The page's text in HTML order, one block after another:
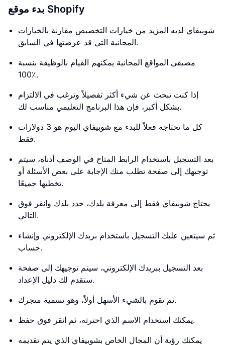
بدء موقع Shopify
شوبيفاي لديه المزيد من خيارات التخصيص مقارنة بالخيارات
المجانية التي قد عرضتها في السابق.
مضيفي المواقع المجانية يمكنهم القيام بالوظيفة بنسبة
100٪.
إذا كنت تبحث عن شيء أكثر تفصيلاً وترغب في الالتزام
بشكل أكبر، فإن هذا البرنامج التعليمي مناسب لك.
كل ما تحتاجه فعلاً للبدء مع شوبيفاي اليوم هو 3 دولارات
فقط.
بعد التسجيل باستخدام الرابط المتاح في الوصف أدناه، سيتم
توجيهك إلى صفحة تطلب منك الإجابة على بعض الأسئلة أو
تخطيها جميعًا.
يحتاج شوبيفاي فقط إلى معرفة بلدك، حدد بلدك وانقر فوق
التالي.
ثم سيتعين عليك التسجيل باستخدام بريدك الإلكتروني وإنشاء
حساب.
بعد التسجيل ببريدك الإلكتروني، سيتم توجيهك إلى صفحة
ستقدم لك دليل الإعداد.
ثم تقوم بالشيء الأسهل أولاً، وهو تسمية متجرك.
يمكنك استخدام الاسم الذي اخترته، ثم انقر فوق حفظ.
يمكنك رؤية أن المجال الخاص بشوبيفاي الذي يتم تقديمه